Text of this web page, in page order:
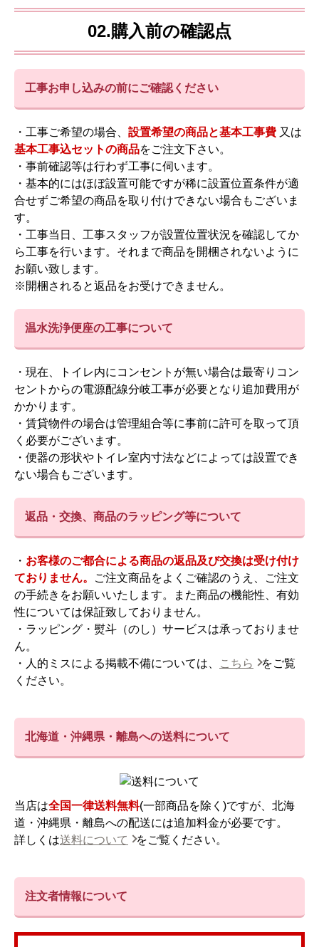
02.購入前の確認点
工事お申し込みの前にご確認ください
・工事ご希望の場合、 設置希望の商品と基本工事費 又は
基本工事込セットの商品をご注文下さい。
・事前確認等は行わず工事に伺います。
・基本的にはほぼ設置可能ですが稀に設置位置条件が適
合せずご希望の商品を取り付けできない場合もございま
す。
・工事当日、工事スタッフが設置位置状況を確認してか
ら工事を行います。それまで商品を開梱されないように
お願い致します。
※開梱されると返品をお受けできません。
温水洗浄便座の工事について
・現在、トイレ内にコンセントが無い場合は最寄りコン
セントからの電源配線分岐工事が必要となり追加費用が
かかります。
・賃貸物件の場合は管理組合等に事前に許可を取って頂
く必要がございます。
・便器の形状やトイレ室内寸法などによっては設置でき
ない場合もございます。
返品・交換、商品のラッピング等について
・ お客様のご都合による商品の返品及び交換は受け付け
ておりません。
ご注文商品をよくご確認のうえ、ご注文
の手続きをお願いいたします。また商品の機能性、有効
性については保証致しておりません。
・ラッピング・熨斗（のし）サービスは承っておりませ
ん。
・人的ミスによる掲載不備については、
こちら
をご覧
ください。
北海道・沖縄県・離島への送料について
当店は全国一律送料無料(一部商品を除く)ですが、北海
道・沖縄県・離島への配送には追加料金が必要です。
詳しくは送料について をご覧ください。
注文者情報について